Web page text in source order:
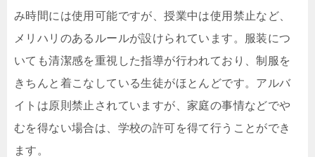
み時間には使用可能ですが、授業中は使用禁止など、
メリハリのあるルールが設けられています。服装につ
いても清潔感を重視した指導が行われており、制服を
きちんと着こなしている生徒がほとんどです。アルバ
イトは原則禁止されていますが、家庭の事情などでや
むを得ない場合は、学校の許可を得て行うことができ
ます。